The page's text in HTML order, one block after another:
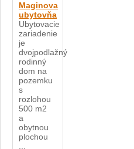
Maginova
ubytovňa
Ubytovacie
zariadenie
je
dvojpodlažný
rodinný
dom na
pozemku
s
rozlohou
500 m2
a
obytnou
plochou